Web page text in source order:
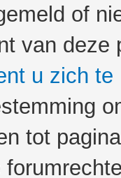
of
van
u zich te
tot